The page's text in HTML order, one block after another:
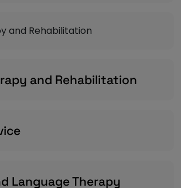
and Rehabilitation
and Rehabilitation
Language Therapy